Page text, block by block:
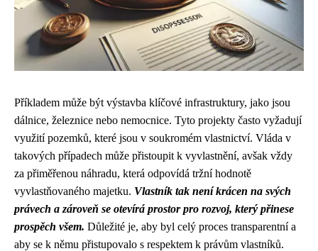
Příkladem může být výstavba klíčové infrastruktury, jako jsou
dálnice, železnice nebo nemocnice. Tyto projekty často vyžadují
využití pozemků, které jsou v soukromém vlastnictví. Vláda v
takových případech může přistoupit k vyvlastnění, avšak vždy
za přiměřenou náhradu, která odpovídá tržní hodnotě
vyvlastňovaného majetku. Vlastník tak není krácen na svých
právech a zároveň se otevírá prostor pro rozvoj, který přinese
prospěch všem. Důležité je, aby byl celý proces transparentní a
aby se k němu přistupovalo s respektem k právům vlastníků.